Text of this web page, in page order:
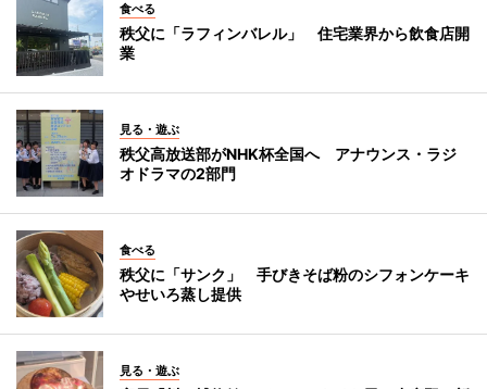
食べる
秩父に「ラフィンバレル」 住宅業界から飲食店開
業
見る・遊ぶ
秩父高放送部がNHK杯全国へ アナウンス・ラジ
オドラマの2部門
食べる
秩父に「サンク」 手びきそば粉のシフォンケーキ
やせいろ蒸し提供
見る・遊ぶ